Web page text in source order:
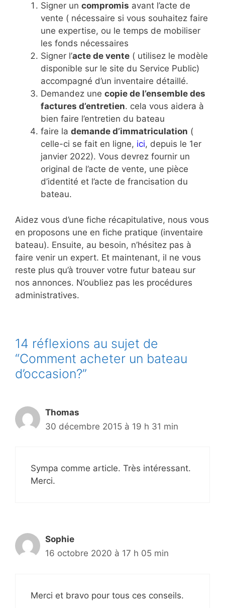
Signer un compromis avant l’acte de
vente ( nécessaire si vous souhaitez faire
une expertise, ou le temps de mobiliser
les fonds nécessaires
Signer l’acte de vente ( utilisez le modèle
disponible sur le site du Service Public)
accompagné d’un inventaire détaillé.
Demandez une copie de l’ensemble des
factures d’entretien. cela vous aidera à
bien faire l’entretien du bateau
faire la demande d’immatriculation (
celle-ci se fait en ligne, ici, depuis le 1er
janvier 2022). Vous devrez fournir un
original de l’acte de vente, une pièce
d’identité et l’acte de francisation du
bateau.
Aidez vous d’une fiche récapitulative, nous vous
en proposons une en fiche pratique (inventaire
bateau). Ensuite, au besoin, n’hésitez pas à
faire venir un expert. Et maintenant, il ne vous
reste plus qu’à trouver votre futur bateau sur
nos annonces. N’oubliez pas les procédures
administratives.
14 réflexions au sujet de
“Comment acheter un bateau
d’occasion?”
Thomas
30 décembre 2015 à 19 h 31 min
Sympa comme article. Très intéressant.
Merci.
Sophie
16 octobre 2020 à 17 h 05 min
Merci et bravo pour tous ces conseils.